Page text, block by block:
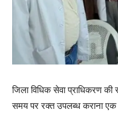
जिला विधिक सेवा प्राधिकरण
समय पर रक्त उपलब्ध कराना एक